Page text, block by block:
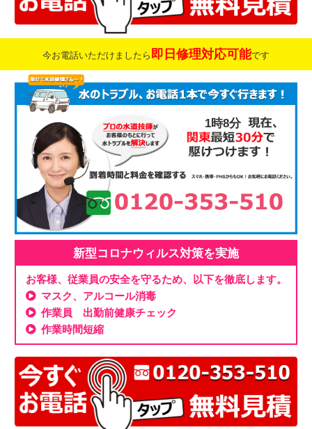
今お電話いただけましたら 即日修理対応可能です
1時8分
新型コロナウィルス対策を実施
お客様、従業員の安全を守るため、以下を徹底します。
マスク、アルコール消毒
作業員 出勤前健康チェック
作業時間短縮